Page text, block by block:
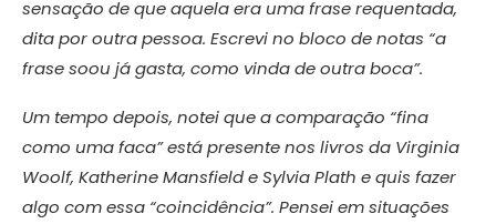
sensação de que aquela era uma frase requentada,
dita por outra pessoa. Escrevi no bloco de notas “a
frase soou já gasta, como vinda de outra boca”.
Um tempo depois, notei que a comparação “fina
como uma faca” está presente nos livros da Virginia
Woolf, Katherine Mansfield e Sylvia Plath e quis fazer
algo com essa “coincidência”. Pensei em situações